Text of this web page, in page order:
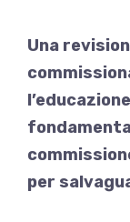
Una
per